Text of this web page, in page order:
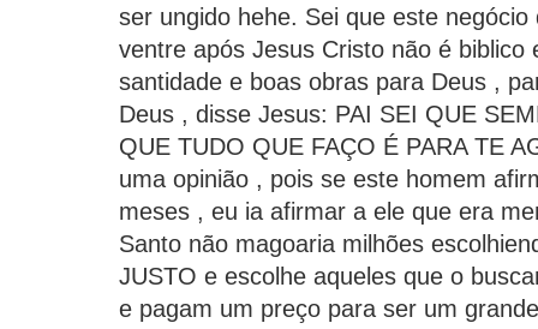
ser ungido hehe. Sei que este
ventre após Jesus Cristo não é biblico
santidade e boas obras para Deus ,
Deus , disse Jesus: PAI SEI QUE
QUE TUDO QUE FAÇO É PARA TE
uma opinião , pois se este homem
meses , eu ia afirmar a ele que era
Santo não magoaria milhões
JUSTO e escolhe aqueles que o
e pagam um preço para ser um